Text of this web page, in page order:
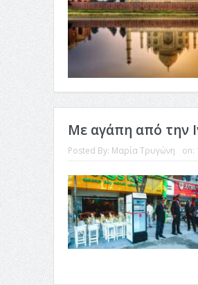
Με αγάπη από την
Posted By: Μαρία Τρυγώνη on: